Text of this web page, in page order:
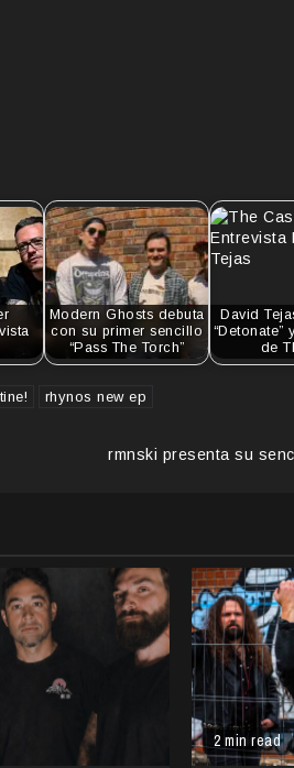
Modern Ghosts debuta
con su primer sencillo
“Pass The Torch”
David
“Detonate”
de
rhynos new ep
rmnski presenta su
2 min read